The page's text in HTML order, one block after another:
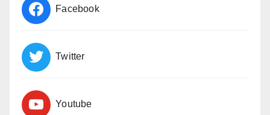
Facebook
Twitter
Youtube